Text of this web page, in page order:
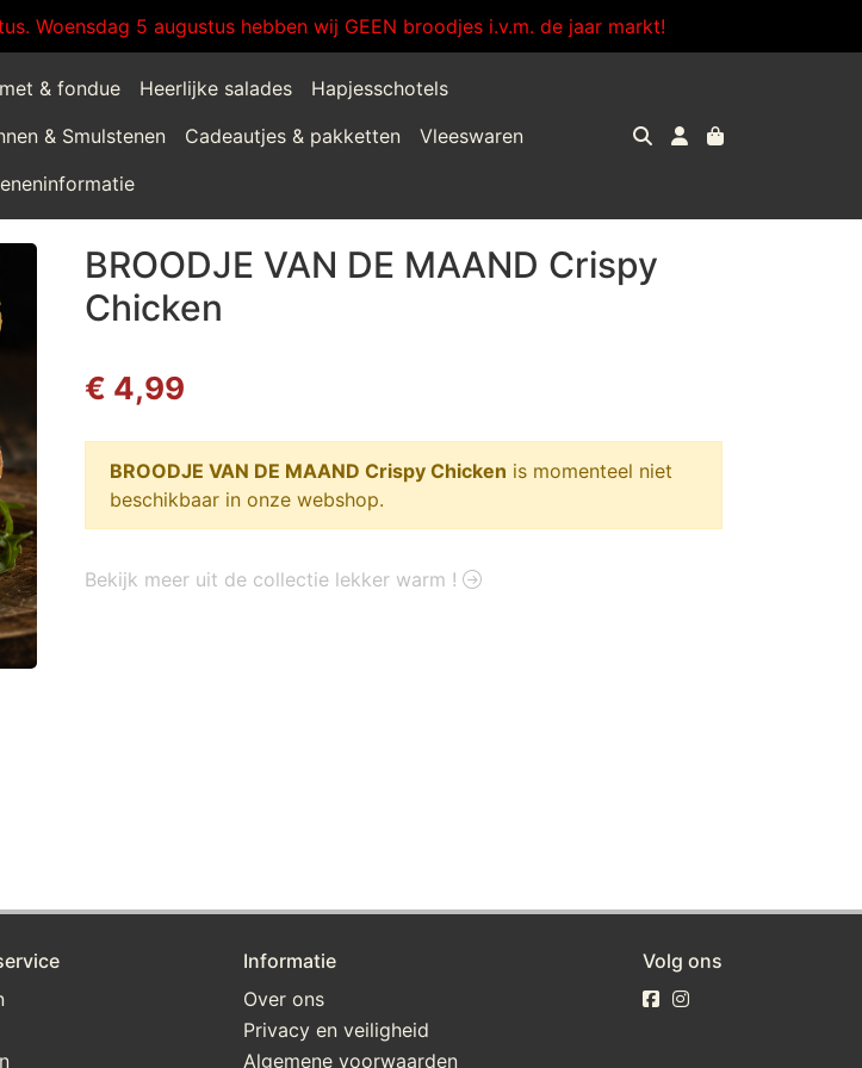
Woensdag 5 augustus hebben wij GEEN broodjes i.v.m. de jaar markt!
& fondue Heerlijke salades
Hapjesschotels
& Smulstenen Cadeautjes & pakketten
Vleeswaren
BROODJE VAN DE MAAND Crispy
Chicken
€ 4,99
BROODJE VAN DE MAAND Crispy Chicken is momenteel niet
beschikbaar in onze webshop.
Bekijk meer uit de collectie lekker warm !
Informatie
Over ons
Privacy en veiligheid
Algemene voorwaarden
Volg ons